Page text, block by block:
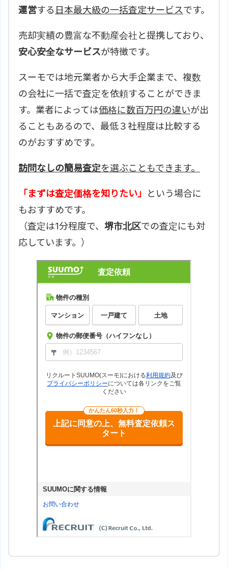
運営する 日本最大級の一括査定サービスです。
売却実績の豊富な不動産会社と提携しており、
安心安全なサービスが特徴です。
スーモでは地元業者から大手企業まで、複数
の会社に一括で査定を依頼することができま
す。業者によっては価格に数百万円の違いが出
ることもあるので、最低３社程度は比較する
のがおすすめです。
訪問なしの簡易査定を選ぶこともできます。
「まずは査定価格を知りたい」
という場合に
もおすすめです。
（査定は1分程度で、 堺市北区での査定にも対
応しています。）